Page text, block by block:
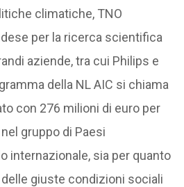
climatiche, TNO
per la ricerca scientifica
aziende, tra cui Philips e
della NL AIC si chiama
con 276 milioni di euro per
gruppo di Paesi
internazionale, sia per quanto
giuste condizioni sociali